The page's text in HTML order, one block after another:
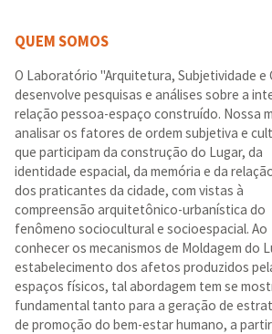
QUEM SOMOS
O Laboratório "Arquitetura, Subjetividade e
desenvolve pesquisas e análises sobre a
relação pessoa-espaço construído. Nossa
analisar os fatores de ordem subjetiva e
que participam da construção do Lugar, da
identidade espacial, da memória e da
dos praticantes da cidade, com vistas à
compreensão arquitetônico-urbanística do
fenômeno sociocultural e socioespacial. Ao
conhecer os mecanismos de Moldagem do
estabelecimento dos afetos produzidos
espaços físicos, tal abordagem tem se
fundamental tanto para a geração de
de promoção do bem-estar humano, a